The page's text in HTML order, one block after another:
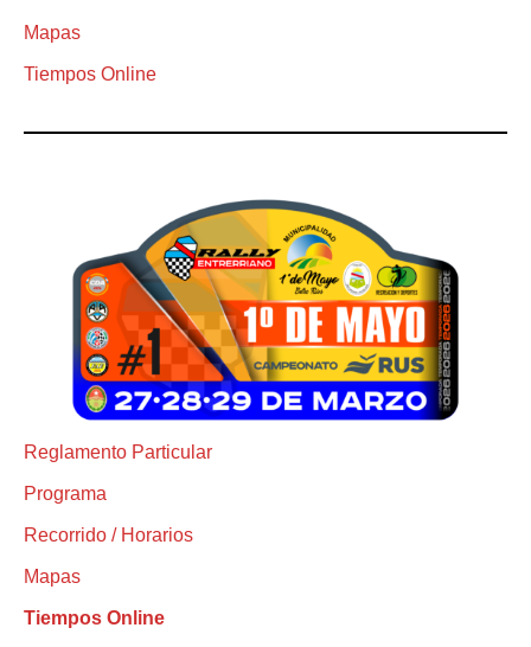
Mapas
Tiempos Online
Reglamento Particular
Programa
Recorrido / Horarios
Mapas
Tiempos Online